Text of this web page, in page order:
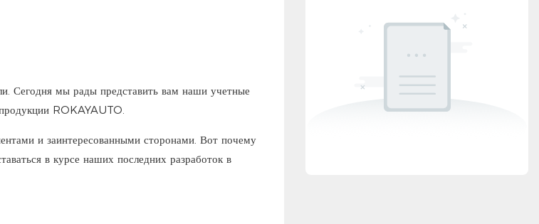
Сегодня мы рады представить вам наши учетные
ROKAYAUTO.
и заинтересованными сторонами. Вот почему
в курсе наших последних разработок в